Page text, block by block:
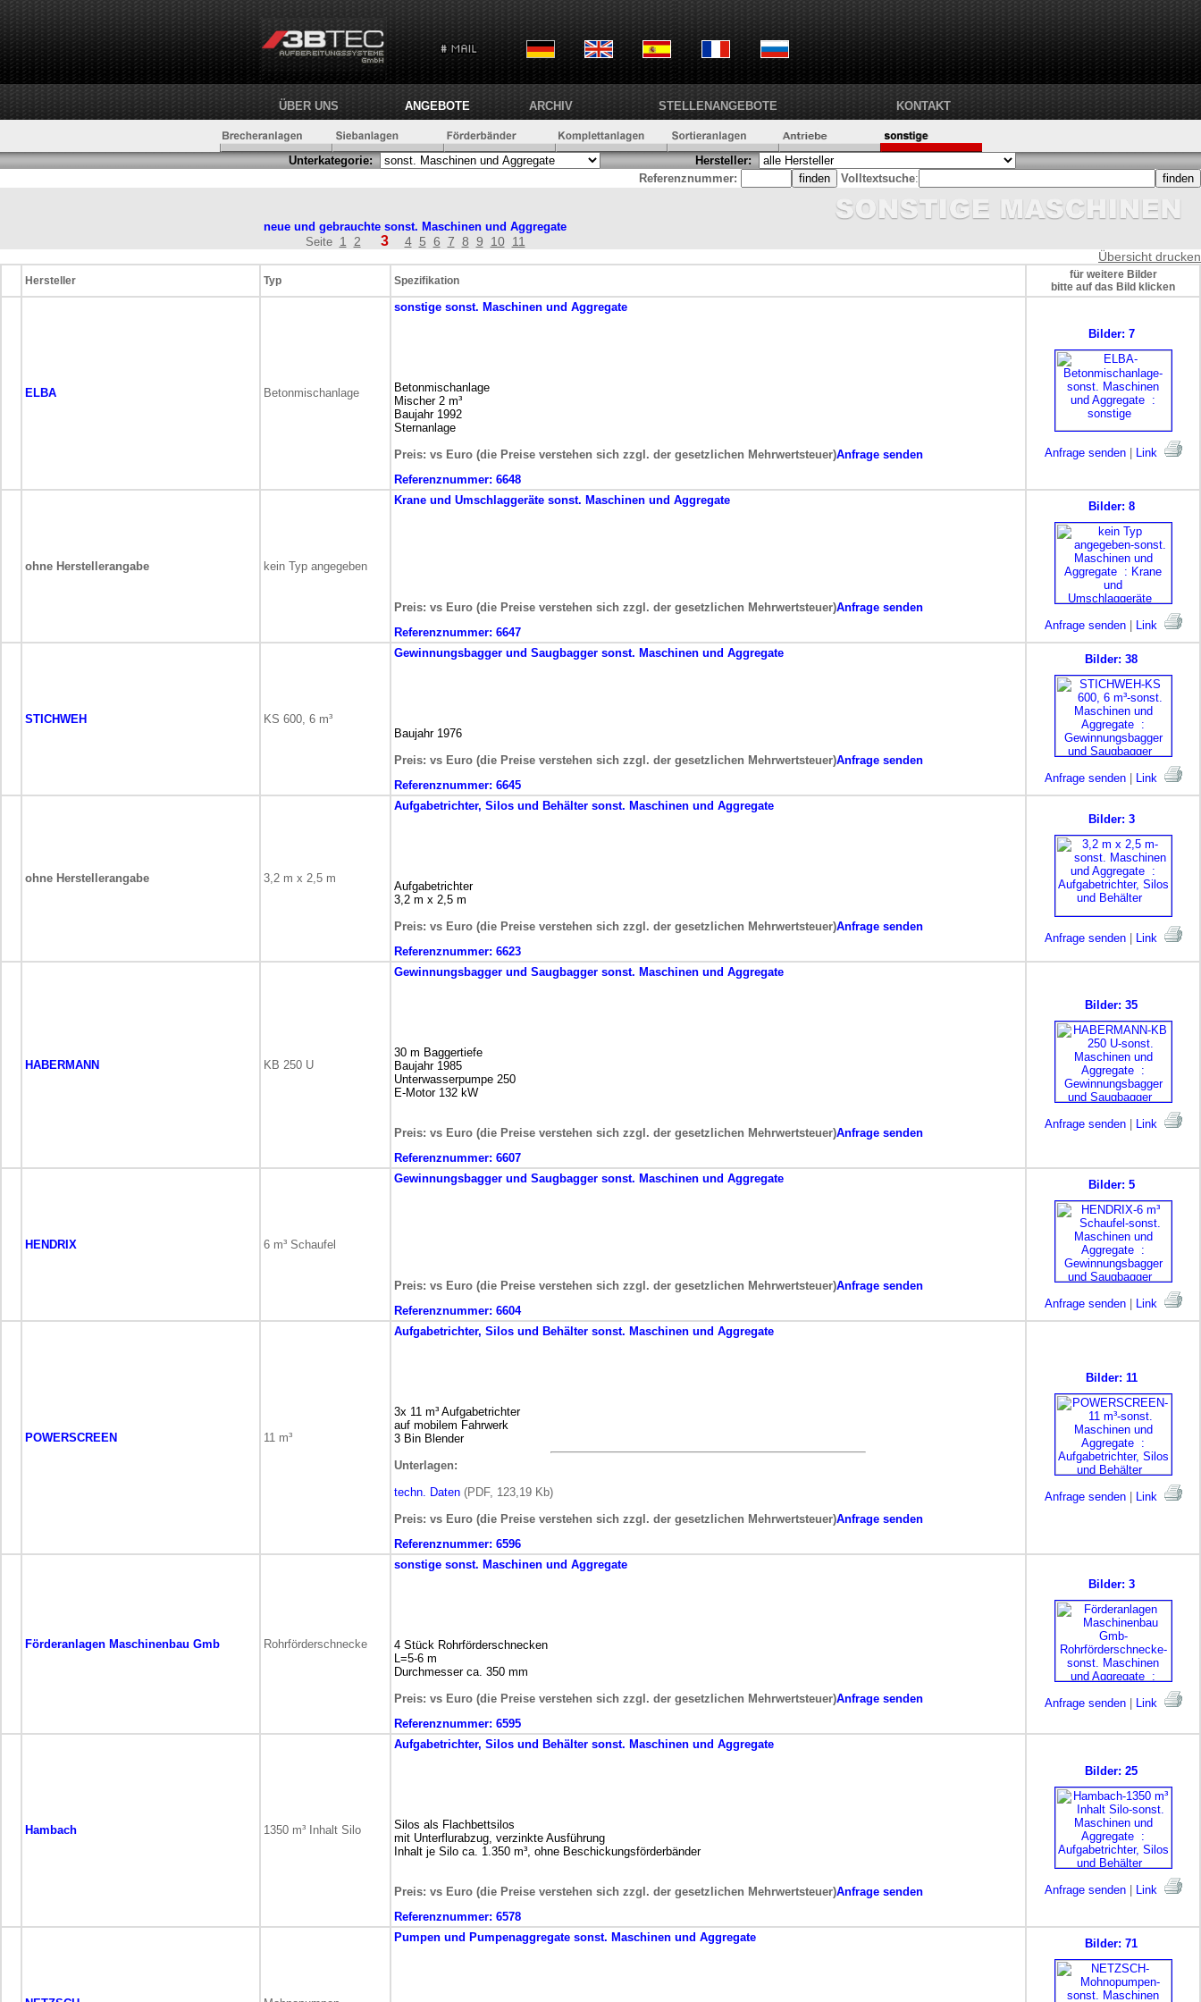
ÜBER UNS ANGEBOTE ARCHIV STELLENANGEBOTE KONTAKT
Unterkategorie:
Hersteller:
Referenznummer:
Volltextsuche:
neue und gebrauchte sonst. Maschinen und Aggregate
Seite 1 2 3 4 5 6 7 8 9 10 11
Übersicht drucken
Hersteller Typ Spezifikation
für weitere Bilder
bitte auf das Bild klicken
ELBA Betonmischanlage
sonstige sonst. Maschinen und Aggregate
Betonmischanlage
Mischer 2 m³
Baujahr 1992
Sternanlage
Preis: vs Euro (die Preise verstehen sich zzgl. der gesetzlichen Mehrwertsteuer)Anfrage senden
Referenznummer: 6648
Bilder: 7
Anfrage senden| Link
ohne Herstellerangabe kein Typ angegeben
Krane und Umschlaggeräte sonst. Maschinen und Aggregate
Preis: vs Euro (die Preise verstehen sich zzgl. der gesetzlichen Mehrwertsteuer)Anfrage senden
Referenznummer: 6647
Bilder: 8
Anfrage senden| Link
STICHWEH KS 600, 6 m³
Gewinnungsbagger und Saugbagger sonst. Maschinen und Aggregate
Baujahr 1976
Preis: vs Euro (die Preise verstehen sich zzgl. der gesetzlichen Mehrwertsteuer)Anfrage senden
Referenznummer: 6645
Bilder: 38
Anfrage senden| Link
ohne Herstellerangabe 3,2 m x 2,5 m
Aufgabetrichter, Silos und Behälter sonst. Maschinen und Aggregate
Aufgabetrichter
3,2 m x 2,5 m
Preis: vs Euro (die Preise verstehen sich zzgl. der gesetzlichen Mehrwertsteuer)Anfrage senden
Referenznummer: 6623
Bilder: 3
Anfrage senden| Link
HABERMANN KB 250 U
Gewinnungsbagger und Saugbagger sonst. Maschinen und Aggregate
30 m Baggertiefe
Baujahr 1985
Unterwasserpumpe 250
E-Motor 132 kW
Preis: vs Euro (die Preise verstehen sich zzgl. der gesetzlichen Mehrwertsteuer)Anfrage senden
Referenznummer: 6607
Bilder: 35
Anfrage senden| Link
HENDRIX 6 m³ Schaufel
Gewinnungsbagger und Saugbagger sonst. Maschinen und Aggregate
Preis: vs Euro (die Preise verstehen sich zzgl. der gesetzlichen Mehrwertsteuer)Anfrage senden
Referenznummer: 6604
Bilder: 5
Anfrage senden| Link
POWERSCREEN 11 m³
Aufgabetrichter, Silos und Behälter sonst. Maschinen und Aggregate
3x 11 m³ Aufgabetrichter
auf mobilem Fahrwerk
3 Bin Blender
Unterlagen:
techn. Daten (PDF, 123,19 Kb)
Preis: vs Euro (die Preise verstehen sich zzgl. der gesetzlichen Mehrwertsteuer)Anfrage senden
Referenznummer: 6596
Bilder: 11
Anfrage senden| Link
Förderanlagen Maschinenbau Gmb Rohrförderschnecke
sonstige sonst. Maschinen und Aggregate
4 Stück Rohrförderschnecken
L=5-6 m
Durchmesser ca. 350 mm
Preis: vs Euro (die Preise verstehen sich zzgl. der gesetzlichen Mehrwertsteuer)Anfrage senden
Referenznummer: 6595
Bilder: 3
Anfrage senden| Link
Hambach 1350 m³ Inhalt Silo
Aufgabetrichter, Silos und Behälter sonst. Maschinen und Aggregate
Silos als Flachbettsilos
mit Unterflurabzug, verzinkte Ausführung
Inhalt je Silo ca. 1.350 m³, ohne Beschickungsförderbänder
Preis: vs Euro (die Preise verstehen sich zzgl. der gesetzlichen Mehrwertsteuer)Anfrage senden
Referenznummer: 6578
Bilder: 25
Anfrage senden| Link
Pumpen und Pumpenaggregate sonst. Maschinen und Aggregate Bilder: 71